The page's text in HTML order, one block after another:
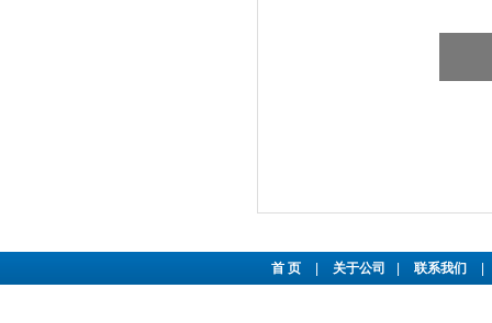
首 页 关于公司 联系我们